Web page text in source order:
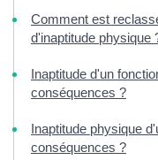
Comment est
d'inaptitude physique
Inaptitude d'un
conséquences ?
Inaptitude physique
conséquences ?